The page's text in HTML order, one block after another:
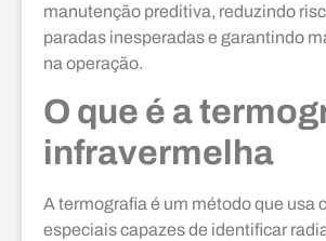
manutenção preditiva, reduzindo
paradas inesperadas e garantindo
na operação.
O que é a
infravermelha
A termografia é um método que usa
especiais capazes de identificar